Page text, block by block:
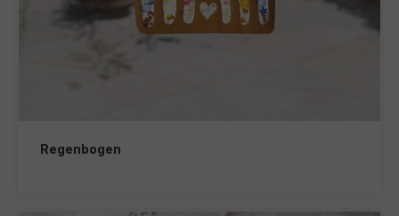
Regenbogen